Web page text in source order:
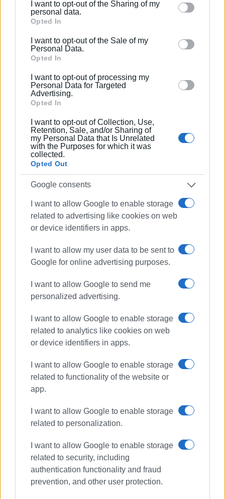
Please note that this website/app uses one or more
Google services and may gather and store information
behaviour. You may click to grant or deny consent to
Google and its third-party tags to use your data for
section.
I want to opt-out of the Sharing of my
personal data.
Opted In
I want to opt-out of the Sale of my
Personal Data.
Opted In
I want to opt-out of processing my
Personal Data for Targeted
Advertising.
Opted In
I want to opt-out of Collection, Use,
Retention, Sale, and/or Sharing of
my Personal Data that Is Unrelated
with the Purposes for which it was
collected.
Opted Out
Google consents
I want to allow Google to enable storage
related to advertising like cookies on web
or device identifiers in apps.
I want to allow my user data to be sent to
Google for online advertising purposes.
I want to allow Google to send me
personalized advertising.
I want to allow Google to enable storage
related to analytics like cookies on web
or device identifiers in apps.
I want to allow Google to enable storage
related to functionality of the website or
app.
I want to allow Google to enable storage
related to personalization.
I want to allow Google to enable storage
related to security, including
authentication functionality and fraud
prevention, and other user protection.
Η βλάβη στον βόρειο αγωγό τροφοδοσίας της πόλης
εξακολουθεί να απαιτεί εργασίες αποκατάστασης, με
περιορισμούς στην κυκλοφορία των οχημάτων.
Η βλάβη στον βόρειο αγωγό, ο οποίος τροφοδοτεί
μεγάλο μέρος της πόλης της Κέρκυρας, εκδηλώθηκε
την Τρίτη και απαιτεί εκτεταμένη επέμβαση συνεργείων
της ΔΕΥΑΚ. Μέχρι αργά το απόγευμα της Τρίτης οι
ακόμη ο ακριβής χρόνος πλήρους αποκατάστασης και
επαναφοράς της κυκλοφορίας στην κανονική της
Εμφανίσεις: 2360
ΕΛΕΝΗ ΚΟΡΩΝΑΚΗ
Εργάζεται στις Εκδόσεις Ενημέρωση από το
δημόσιες σχέσεις, το ελεύθερο και το
καλλιτεχνικό ρεπορτάζ.